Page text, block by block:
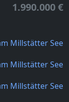
1.990.000 €
Millstätter See
Millstätter See
Millstätter See